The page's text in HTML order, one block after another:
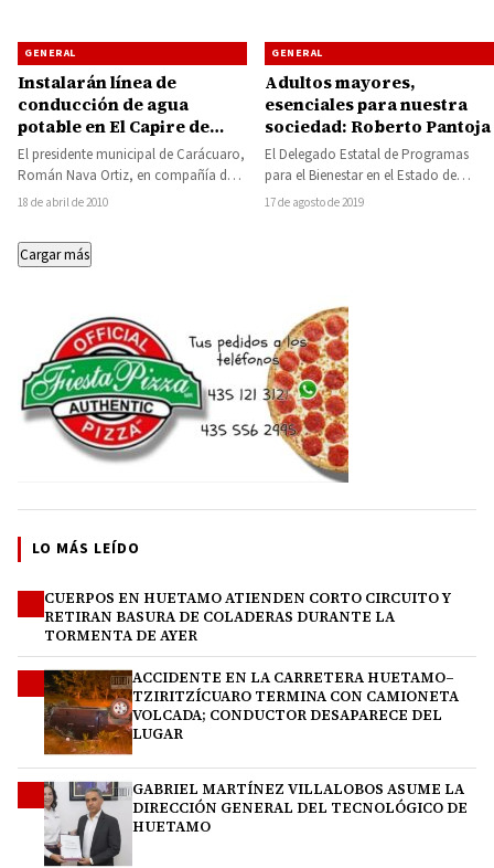
GENERAL
Instalarán línea de
conducción de agua
potable en El Capire de
Bravo
El presidente municipal de Carácuaro,
Román Nava Ortiz, en compañía del
director de Obras Públicas, Jesús
18 de abril de 2010
GENERAL
Adultos mayores,
esenciales para nuestra
sociedad: Roberto Pantoja
El Delegado Estatal de Programas
para el Bienestar en el Estado de
Michoacán, Roberto Pantoja Arzola,
17 de agosto de 2019
Cargar más
LO MÁS LEÍDO
CUERPOS EN HUETAMO ATIENDEN CORTO CIRCUITO Y
RETIRAN BASURA DE COLADERAS DURANTE LA
TORMENTA DE AYER
ACCIDENTE EN LA CARRETERA HUETAMO–
TZIRITZÍCUARO TERMINA CON CAMIONETA
VOLCADA; CONDUCTOR DESAPARECE DEL
LUGAR
GABRIEL MARTÍNEZ VILLALOBOS ASUME LA
DIRECCIÓN GENERAL DEL TECNOLÓGICO DE
HUETAMO